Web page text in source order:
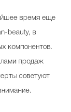
время еще
beauty, в
компонентов.
продаж
советуют